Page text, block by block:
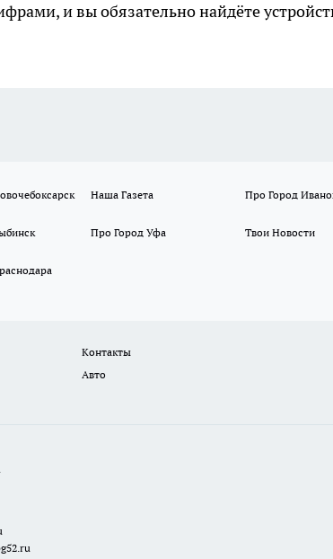
и вы обязательно найдёте
Наша Газета Про Город
Про Город Уфа Твои Новости
Контакты
Авто